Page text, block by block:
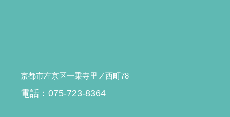
京都市左京区一乗寺里ノ西町78
電話：075-723-8364